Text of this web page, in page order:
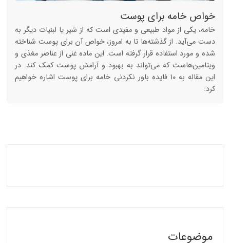
خواص خامه برای پوست
خامه، یکی از مواد طبیعی و مفیدی است که از شیر یا لبنیات دیگر به
دست می‌آید. از گذشته‌ها تا به امروز، خواص آن برای پوست شناخته
شده و مورد استفاده قرار گرفته است. این ماده غنی از عناصر مغذی و
ویتامین‌هاست که می‌تواند به بهبود و آرامش پوست کمک کند. در
این مقاله به 10 فایده باور نکردنی خامه برای پوست اشاره خواهیم
کرد:
موضوعات